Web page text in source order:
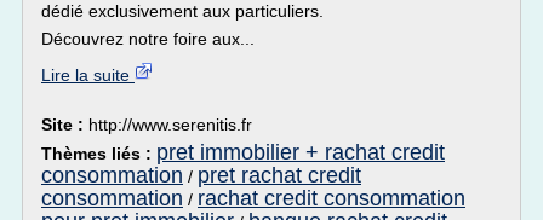
dédié exclusivement aux particuliers.
Découvrez notre foire aux...
Lire la suite
Site : http://www.serenitis.fr
Thèmes liés : pret immobilier + rachat credit
consommation / pret rachat credit
consommation / rachat credit consommation